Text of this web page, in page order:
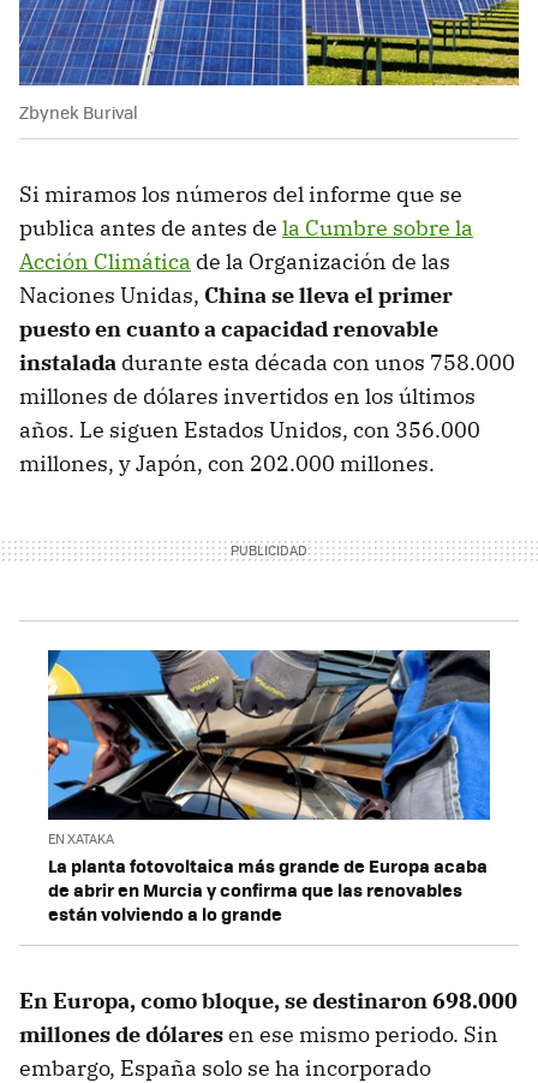
Zbynek Burival
Si miramos los números del informe que se
publica antes de antes de la Cumbre sobre la
Acción Climática de la Organización de las
Naciones Unidas, China se lleva el primer
puesto en cuanto a capacidad renovable
instalada durante esta década con unos 758.000
millones de dólares invertidos en los últimos
años. Le siguen Estados Unidos, con 356.000
millones, y Japón, con 202.000 millones.
EN XATAKA
La planta fotovoltaica más grande de Europa acaba
de abrir en Murcia y confirma que las renovables
están volviendo a lo grande
En Europa, como bloque, se destinaron 698.000
millones de dólaresen ese mismo periodo. Sin
embargo, España solo se ha incorporado